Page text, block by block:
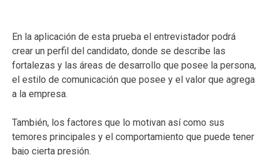
En la aplicación de esta prueba el entrevistador podrá
crear un perfil del candidato, donde se describe las
fortalezas y las áreas de desarrollo que posee la persona,
el estilo de comunicación que posee y el valor que agrega
a la empresa.
También, los factores que lo motivan así como sus
temores principales y el comportamiento que puede tener
bajo cierta presión.